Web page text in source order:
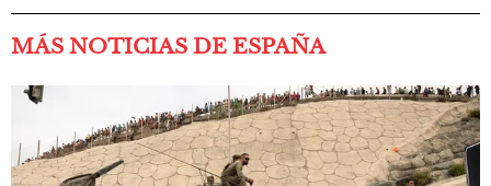
MÁS NOTICIAS DE ESPAÑA